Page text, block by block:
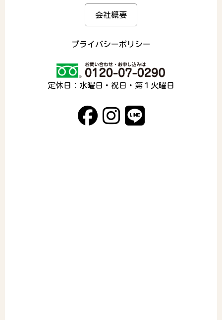
会社概要
プライバシーポリシー
定休日：水曜日・祝日・第１火曜日